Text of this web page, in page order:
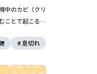
中のカビ（クリ
ことで起こる感
えん）など重い
。早期の受診
です。
息切れ